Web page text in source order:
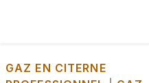
GAZ EN CITERNE